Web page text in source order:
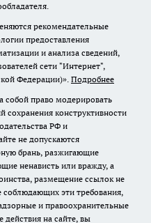
рекомендательные
предоставления
и анализа сведений,
сети "Интернет",
Федерации)». Подробнее
собой право модерировать
сохранения конструктивности
РФ и
не допускаются
брань, разжигающие
ненависть или вражду, а
размещение ссылок не
соблюдающих эти требования,
и правоохранительные
на сайте, вы